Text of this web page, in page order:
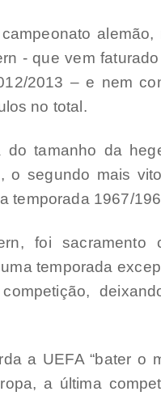
- que vem
2013 – e nem
no total.
tamanho da
o segundo mais
temporada 1967/
foi sacramento
temporada
a UEFA “bater o
a última